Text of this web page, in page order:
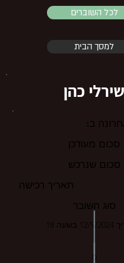
לכל השוברים
למסך הבית
שירלי כהן
ב:
סכום מעודכן
סכום שנרכש
תאריך רכישה
סוג השובר
18
0